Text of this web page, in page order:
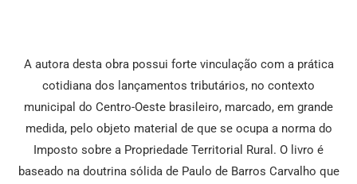
A autora desta obra possui forte vinculação com a prática
cotidiana dos lançamentos tributários, no contexto
municipal do Centro-Oeste brasileiro, marcado, em grande
medida, pelo objeto material de que se ocupa a norma do
Imposto sobre a Propriedade Territorial Rural. O livro é
baseado na doutrina sólida de Paulo de Barros Carvalho que